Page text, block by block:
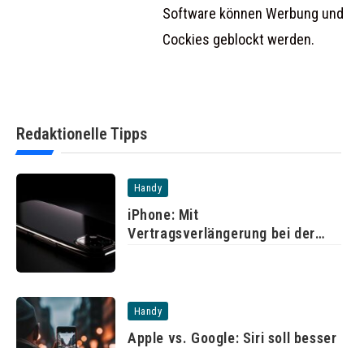
Software können Werbung und
Cockies geblockt werden.
Redaktionelle Tipps
Handy
iPhone: Mit
Vertragsverlängerung bei der
Handy
Apple vs. Google: Siri soll besser